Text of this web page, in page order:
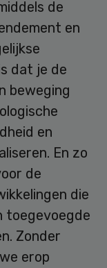
de
en
dat je de
beweging
en
En zo
de
die
toegevoegde
Zonder
erop